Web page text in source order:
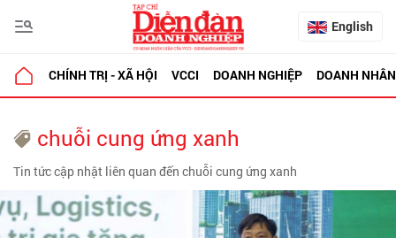
English
CHÍNH TRỊ - XÃ HỘI VCCI DOANH NGHIỆP DOANH NHÂN
chuỗi cung ứng xanh
Tin tức cập nhật liên quan đến chuỗi cung ứng xanh